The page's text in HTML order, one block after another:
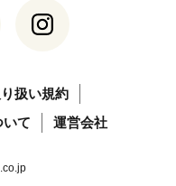
扱い規約
て
運営会社